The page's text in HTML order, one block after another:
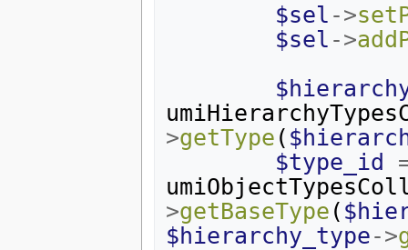
$sel ->
$sel ->
>getType (
$type_id
>getBaseType (
$hierarchy_type->